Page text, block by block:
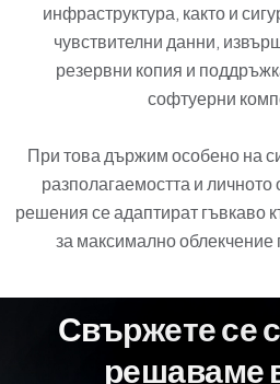
инфраструктура, както и
чувствителни данни,
резервни копия и
софтуерни
При това държим особено на
разполагаемостта и
решения се адаптират гъвкаво
за максимално облекчение
Свържете се
решаваме